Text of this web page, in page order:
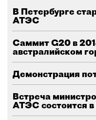
В Петербурге
АТЭС
Саммит G20 в
австралийском
Демонстрация
Встреча
АТЭС состоится в